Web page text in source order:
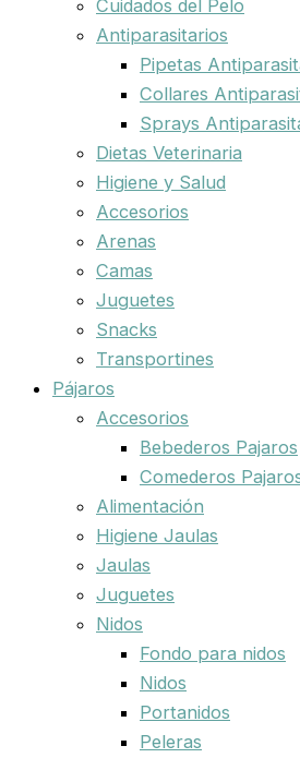
Cuidados del Pelo
Antiparasitarios
Pipetas
Collares
Sprays
Dietas Veterinaria
Higiene y Salud
Accesorios
Arenas
Camas
Juguetes
Snacks
Transportines
Pájaros
Accesorios
Bebederos Pajaros
Comederos
Alimentación
Higiene Jaulas
Jaulas
Juguetes
Nidos
Fondo para nidos
Nidos
Portanidos
Peleras